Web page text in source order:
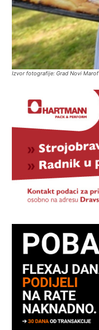
Izvor fotografije: Grad Novi Marof